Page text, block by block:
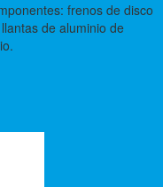
frenos de disco
de aluminio de